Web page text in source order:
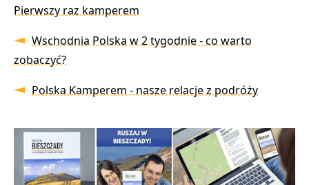
Pierwszy raz kamperem
Wschodnia Polska w 2 tygodnie - co warto
zobaczyć?
Polska Kamperem - nasze relacje z podróży